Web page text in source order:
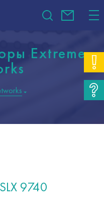
Extreme
9740